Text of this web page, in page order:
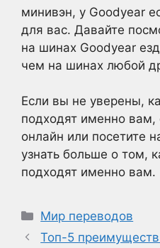
минивэн, у Goodyear
для вас. Давайте
на шинах Goodyear
чем на шинах любой
Если вы не уверены,
подходят именно вам,
онлайн или посетите
узнать больше о том,
подходят именно вам.
Рубрики
Мир переводов
Топ-5